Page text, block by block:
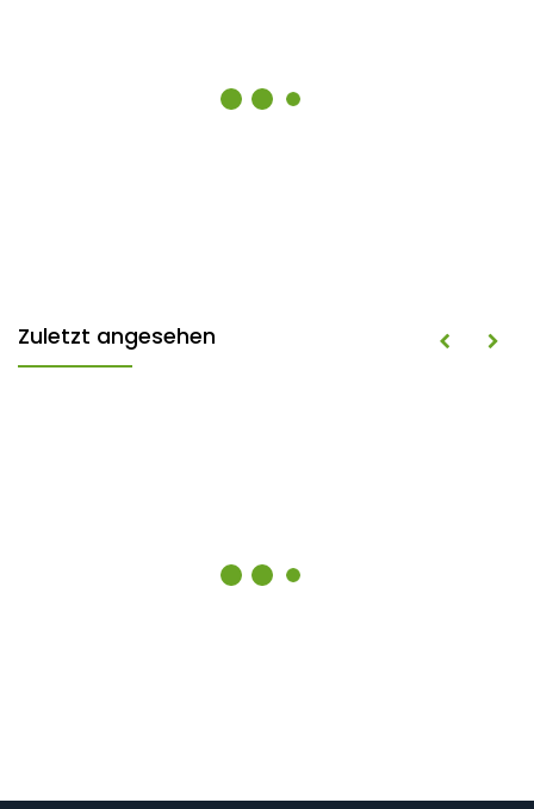
Zuletzt angesehen